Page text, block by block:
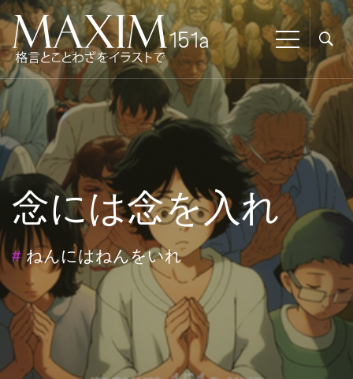
念には念を入れ
#ねんにはねんをいれ